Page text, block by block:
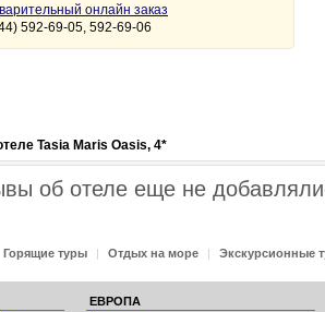
онлайн заказ
592-69-05, 592-69-06
Tasia Maris Oasis, 4*
об отеле еще не
Горящие туры | Отдых на море | Экскурсионные
ЕВРОПА